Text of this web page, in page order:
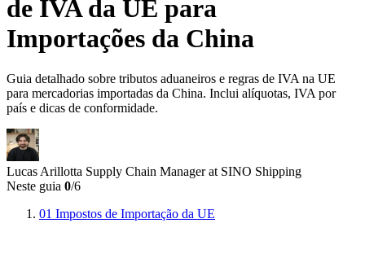
de IVA da UE para
Importações da China
Guia detalhado sobre tributos aduaneiros e regras de IVA na UE
para mercadorias importadas da China. Inclui alíquotas, IVA por
país e dicas de conformidade.
Lucas Arillotta Supply Chain Manager at SINO Shipping
Neste guia 0/6
01 Impostos de Importação da UE